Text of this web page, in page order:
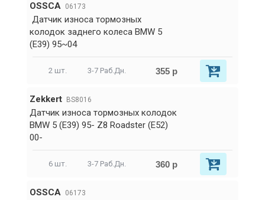
OSSCA 06173
Датчик износа тормозных
колодок заднего колеса BMW 5
(E39) 95~04
2 шт. 3-7 Раб.Дн. 355 р
Zekkert BS8016
Датчик износа тормозных колодок
BMW 5 (E39) 95- Z8 Roadster (E52)
00-
6 шт. 3-7 Раб.Дн. 360 р
OSSCA 06173